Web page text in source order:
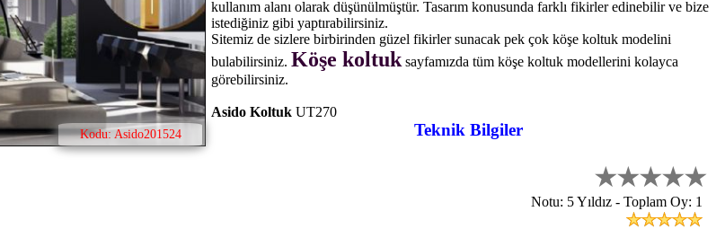
Kodu: Asido201524
kullanım alanı olarak düşünülmüştür. Tasarım konusunda farklı fikirler edinebilir ve bize
istediğiniz gibi yaptırabilirsiniz.
Sitemiz de sizlere birbirinden güzel fikirler sunacak pek çok köşe koltuk modelini
bulabilirsiniz. Köşe koltuk sayfamızda tüm köşe koltuk modellerini kolayca
görebilirsiniz.
Asido Koltuk UT270
Teknik Bilgiler
Notu: 5 Yıldız - Toplam Oy: 1